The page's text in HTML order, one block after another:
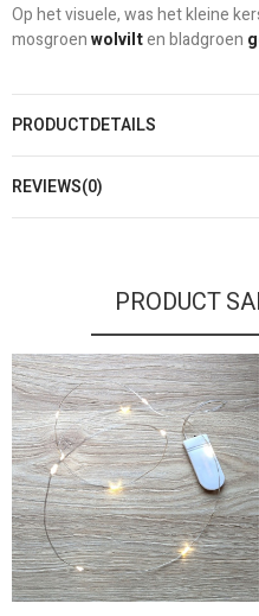
Op het visuele, was het kleine
mosgroenwolvilten bladgroen
PRODUCTDETAILS
REVIEWS(0)
PRODUCT